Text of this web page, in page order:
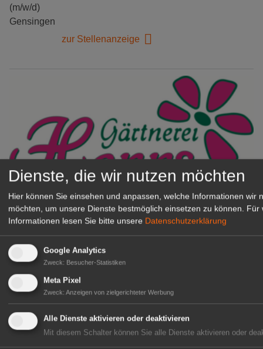
(m/w/d)
Gensingen
zur Stellenanzeige
Gärtnerei Hanns
Mitarbeiter (m/w/d) für unsere
Herongen
zur Stellenanzeige
GABOT Immobilienangebote
1A-Lage, ihre Chance in der
Dienste, die wir nutzen möchten
Hier können Sie einsehen und anpassen, welche Informationen wir
möchten, um unsere Dienste bestmöglich einsetzen zu können.
Für
Informationen lesen Sie bitte unsere Datenschutzerklärung
Google Analytics
Zweck: Besucher-Statistiken
Meta Pixel
Zweck: Anzeigen von zielgerichteter Werbung
Alle Dienste aktivieren oder deaktivieren
Mit diesem Schalter können Sie alle Dienste aktivieren oder